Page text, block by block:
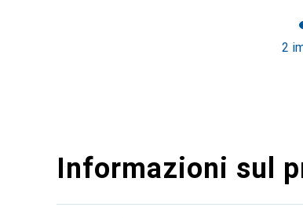
2
Informazioni sul